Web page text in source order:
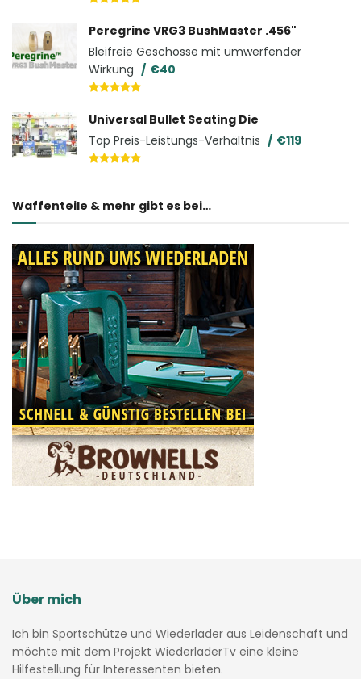
Peregrine VRG3 BushMaster .456"
Bleifreie Geschosse mit umwerfender
Wirkung
€40
Universal Bullet Seating Die
Top Preis-Leistungs-Verhältnis
€119
Waffenteile & mehr gibt es bei…
Über mich
Ich bin Sportschütze und Wiederlader aus Leidenschaft und
möchte mit dem Projekt WiederladerTv eine kleine
Hilfestellung für Interessenten bieten.